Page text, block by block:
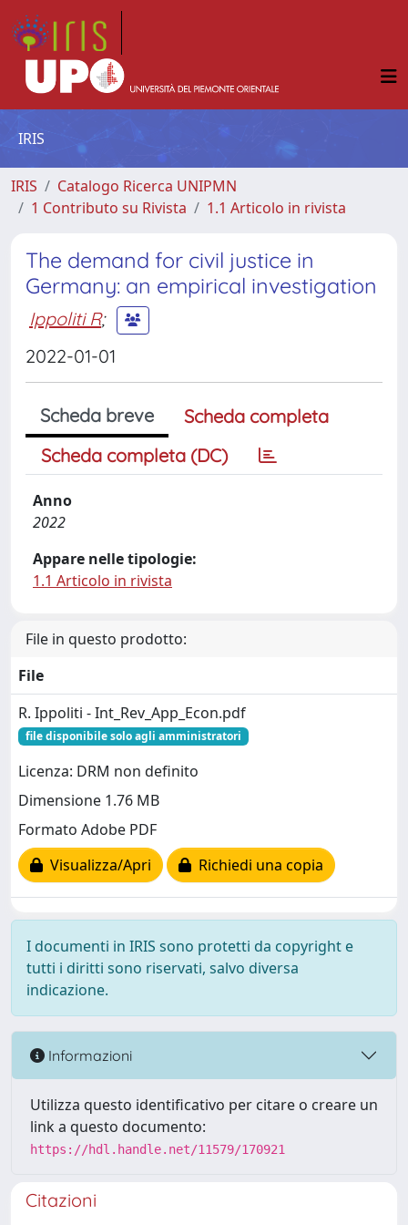
IRIS
IRIS
Catalogo Ricerca UNIPMN
1 Contributo su Rivista
1.1 Articolo in rivista
The demand for civil justice in
Germany: an empirical investigation
Ippoliti R;
2022-01-01
Scheda breve
Scheda completa
Scheda completa (DC)
Anno
2022
Appare nelle tipologie:
1.1 Articolo in rivista
File in questo prodotto:
File
R. Ippoliti - Int_Rev_App_Econ.pdf
file disponibile solo agli amministratori
Licenza: DRM non definito
Dimensione 1.76 MB
Formato Adobe PDF
Visualizza/Apri
Richiedi una copia
I documenti in IRIS sono protetti da copyright e
tutti i diritti sono riservati, salvo diversa
indicazione.
Informazioni
Utilizza questo identificativo per citare o creare un
link a questo documento:
https://hdl.handle.net/11579/170921
Citazioni